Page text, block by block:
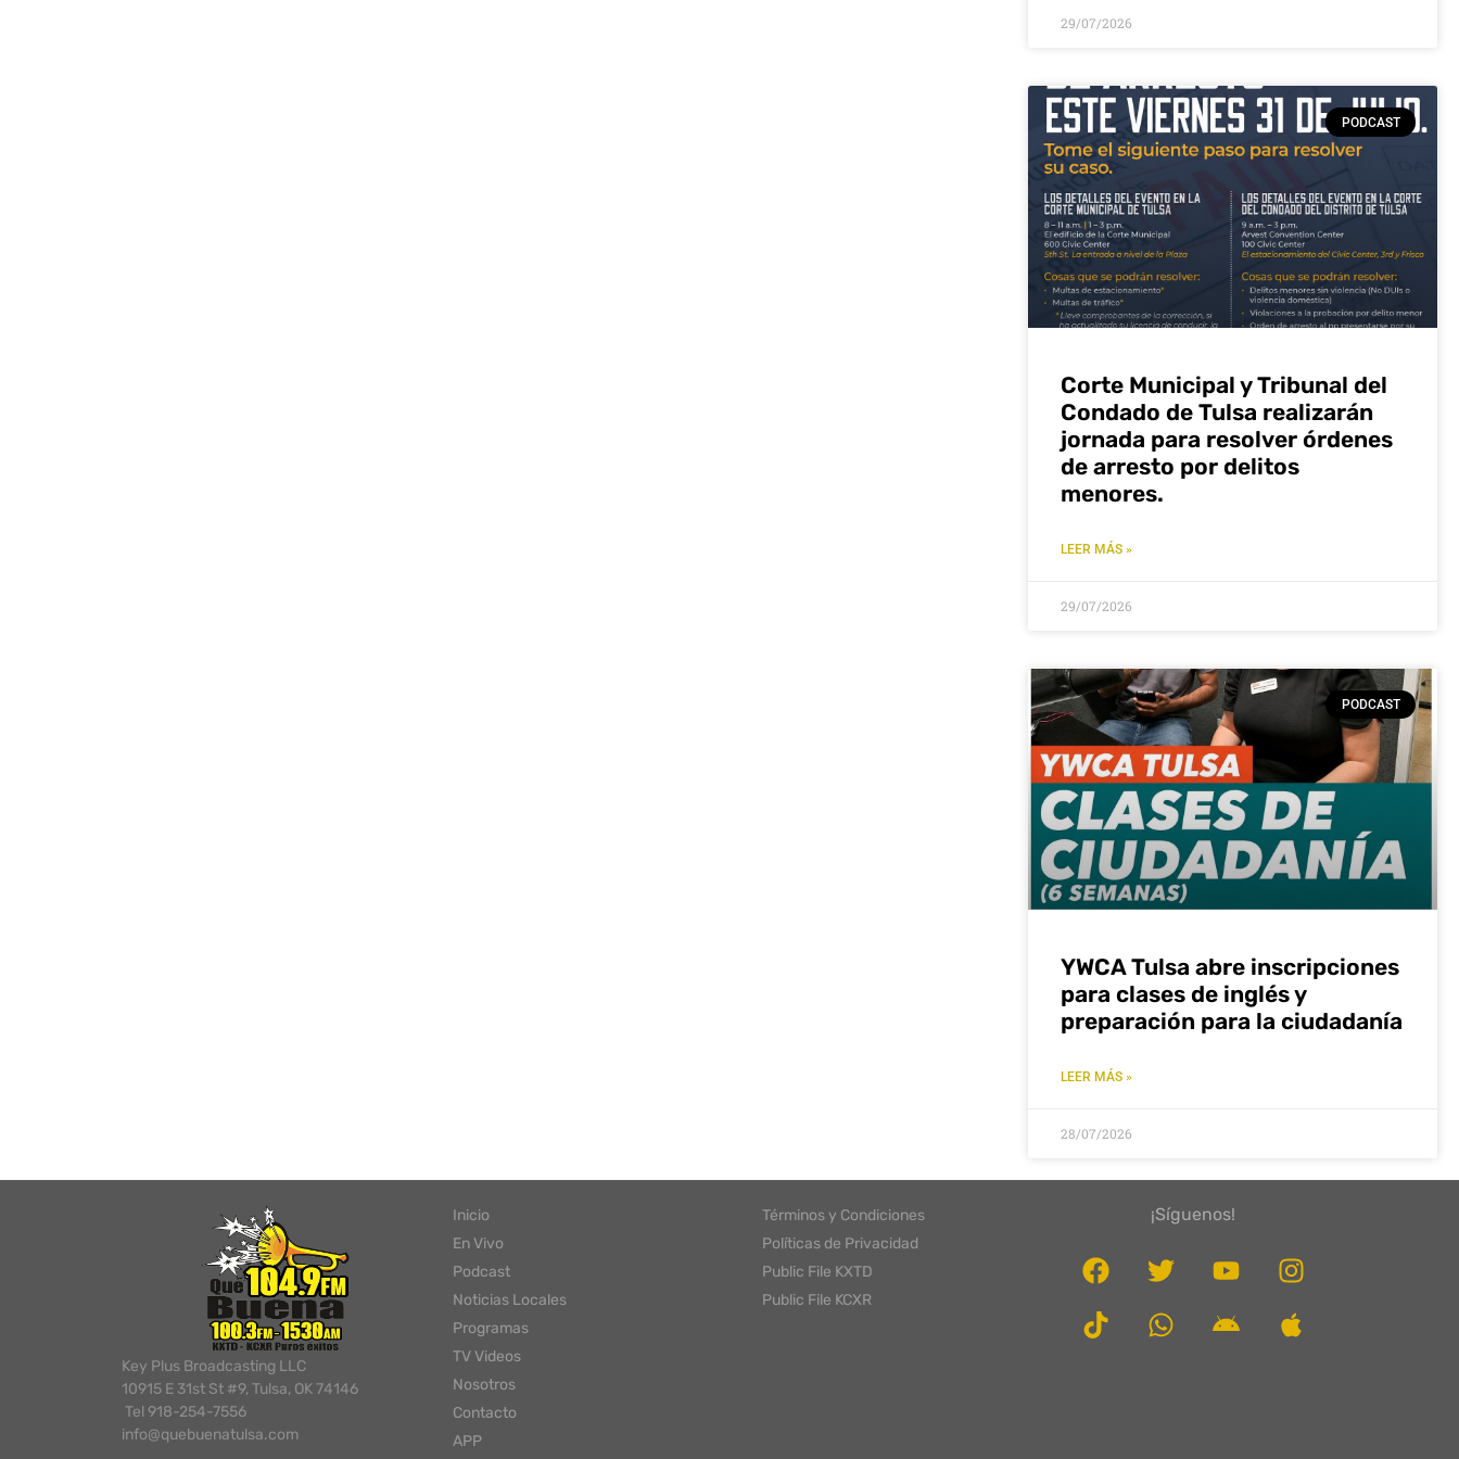
29/07/2026
PODCAST
Corte Municipal y Tribunal del
Condado de Tulsa realizarán
jornada para resolver órdenes
de arresto por delitos
menores.
LEER MÁS »
29/07/2026
PODCAST
YWCA Tulsa abre inscripciones
para clases de inglés y
preparación para la ciudadanía
LEER MÁS »
28/07/2026
Key Plus Broadcasting LLC
10915 E 31st St #9, Tulsa, OK 74146
Tel 918-254-7556
info@quebuenatulsa.com
Inicio
En Vivo
Podcast
Noticias Locales
Programas
TV Videos
Nosotros
Contacto
APP
Términos y Condiciones
Políticas de Privacidad
Public File KXTD
Public File KCXR
¡Síguenos!